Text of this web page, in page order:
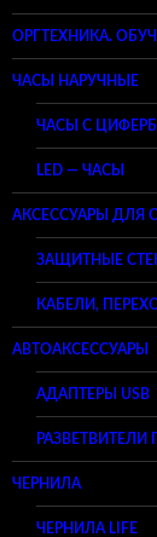
ОРГТЕХНИКА.
ЧАСЫ НАРУЧНЫЕ
ЧАСЫ С
LED — ЧАСЫ
АКСЕССУАРЫ ДЛЯ
ЗАЩИТНЫЕ
КАБЕЛИ,
АВТОАКСЕССУАРЫ
АДАПТЕРЫ USB
РАЗВЕТВИТЕЛИ
ЧЕРНИЛА
ЧЕРНИЛА LIFE